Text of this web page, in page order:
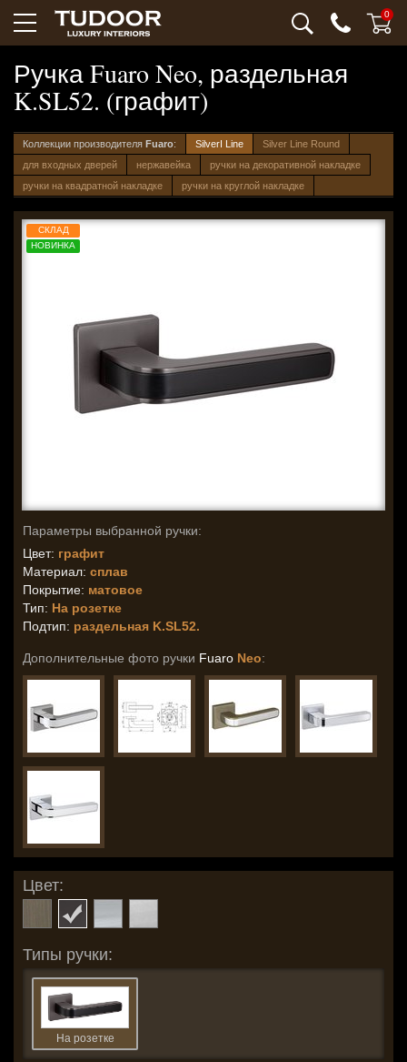
0
Ручка Fuaro Neo, раздельная
K.SL52. (графит)
Коллекции производителя Fuaro: SilverI Line
Silver Line Round
для входных дверей
нержавейка
ручки на декоративной накладке
ручки на квадратной накладке
ручки на круглой накладке
СКЛАД
НОВИНКА
Параметры выбранной ручки:
Цвет: графит
Материал: сплав
Покрытие: матовое
Тип: На розетке
Подтип: раздельная K.SL52.
Дополнительные фото ручки Fuaro Neo:
Цвет:
Типы ручки:
На розетке